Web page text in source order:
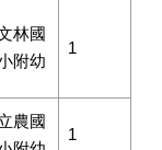
林國
附幼
1
農國
1